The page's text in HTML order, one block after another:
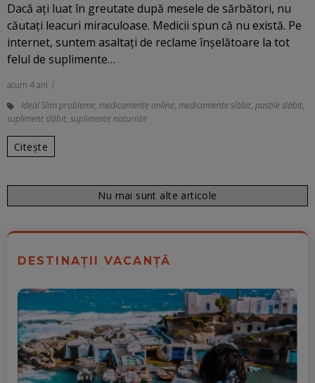
Dacă ați luat în greutate după mesele de sărbători, nu
căutați leacuri miraculoase. Medicii spun că nu există. Pe
internet, suntem asaltați de reclame înșelătoare la tot
felul de suplimente…
acum 4 ani
Ideal Slim probleme, medicamente online, medicamente slăbit, pastile slăbit,
supliment slăbit, suplimente naturiste
Citește
Nu mai sunt alte articole
DESTINAȚII VACANȚĂ